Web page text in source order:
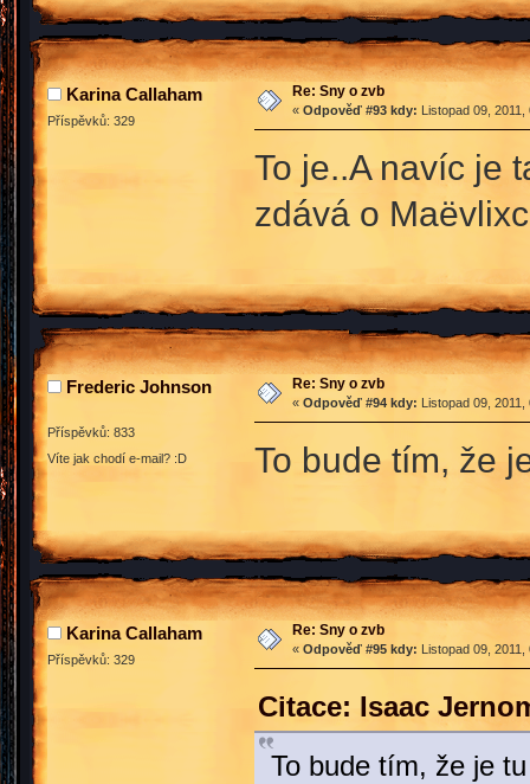
Karina Callaham
Příspěvků: 329
Re: Sny o zvb
« Odpověď #93 kdy: Listopad 09,
To je..A navíc je
zdává o
Frederic Johnson
Příspěvků: 833
Víte jak chodí e-mail? :D
Re: Sny o zvb
« Odpověď #94 kdy: Listopad 09,
To bude tím, že
Karina Callaham
Příspěvků: 329
Re: Sny o zvb
« Odpověď #95 kdy: Listopad 09,
Citace: Isaac
To bude tím, že je